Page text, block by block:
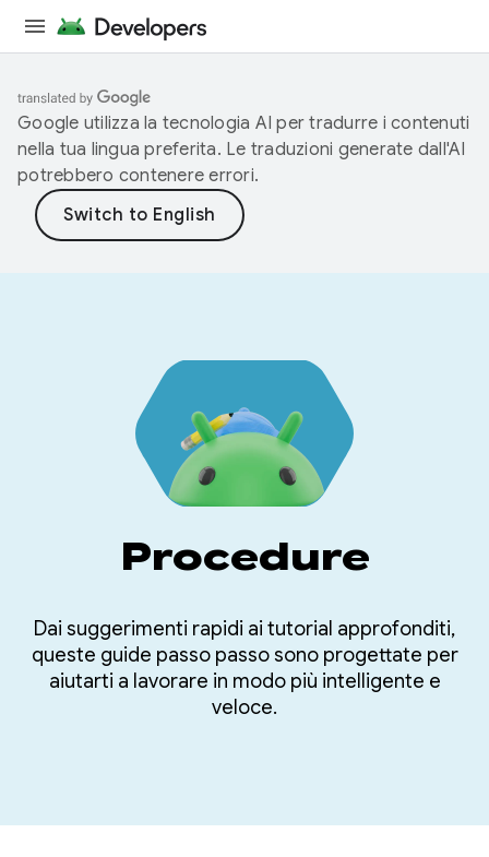
Google utilizza la tecnologia AI per tradurre i contenuti
nella tua lingua preferita. Le traduzioni generate dall'AI
potrebbero contenere errori.
Procedure
Dai suggerimenti rapidi ai tutorial approfonditi,
queste guide passo passo sono progettate per
aiutarti a lavorare in modo più intelligente e
veloce.